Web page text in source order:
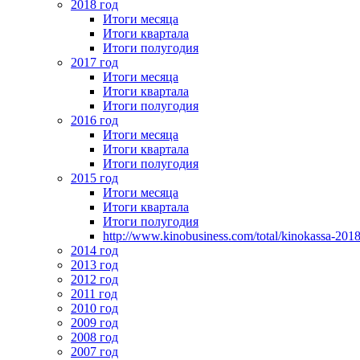
2018 год
Итоги месяца
Итоги квартала
Итоги полугодия
2017 год
Итоги месяца
Итоги квартала
Итоги полугодия
2016 год
Итоги месяца
Итоги квартала
Итоги полугодия
2015 год
Итоги месяца
Итоги квартала
Итоги полугодия
http://www.kinobusiness.com/total/kinokassa-
2014 год
2013 год
2012 год
2011 год
2010 год
2009 год
2008 год
2007 год